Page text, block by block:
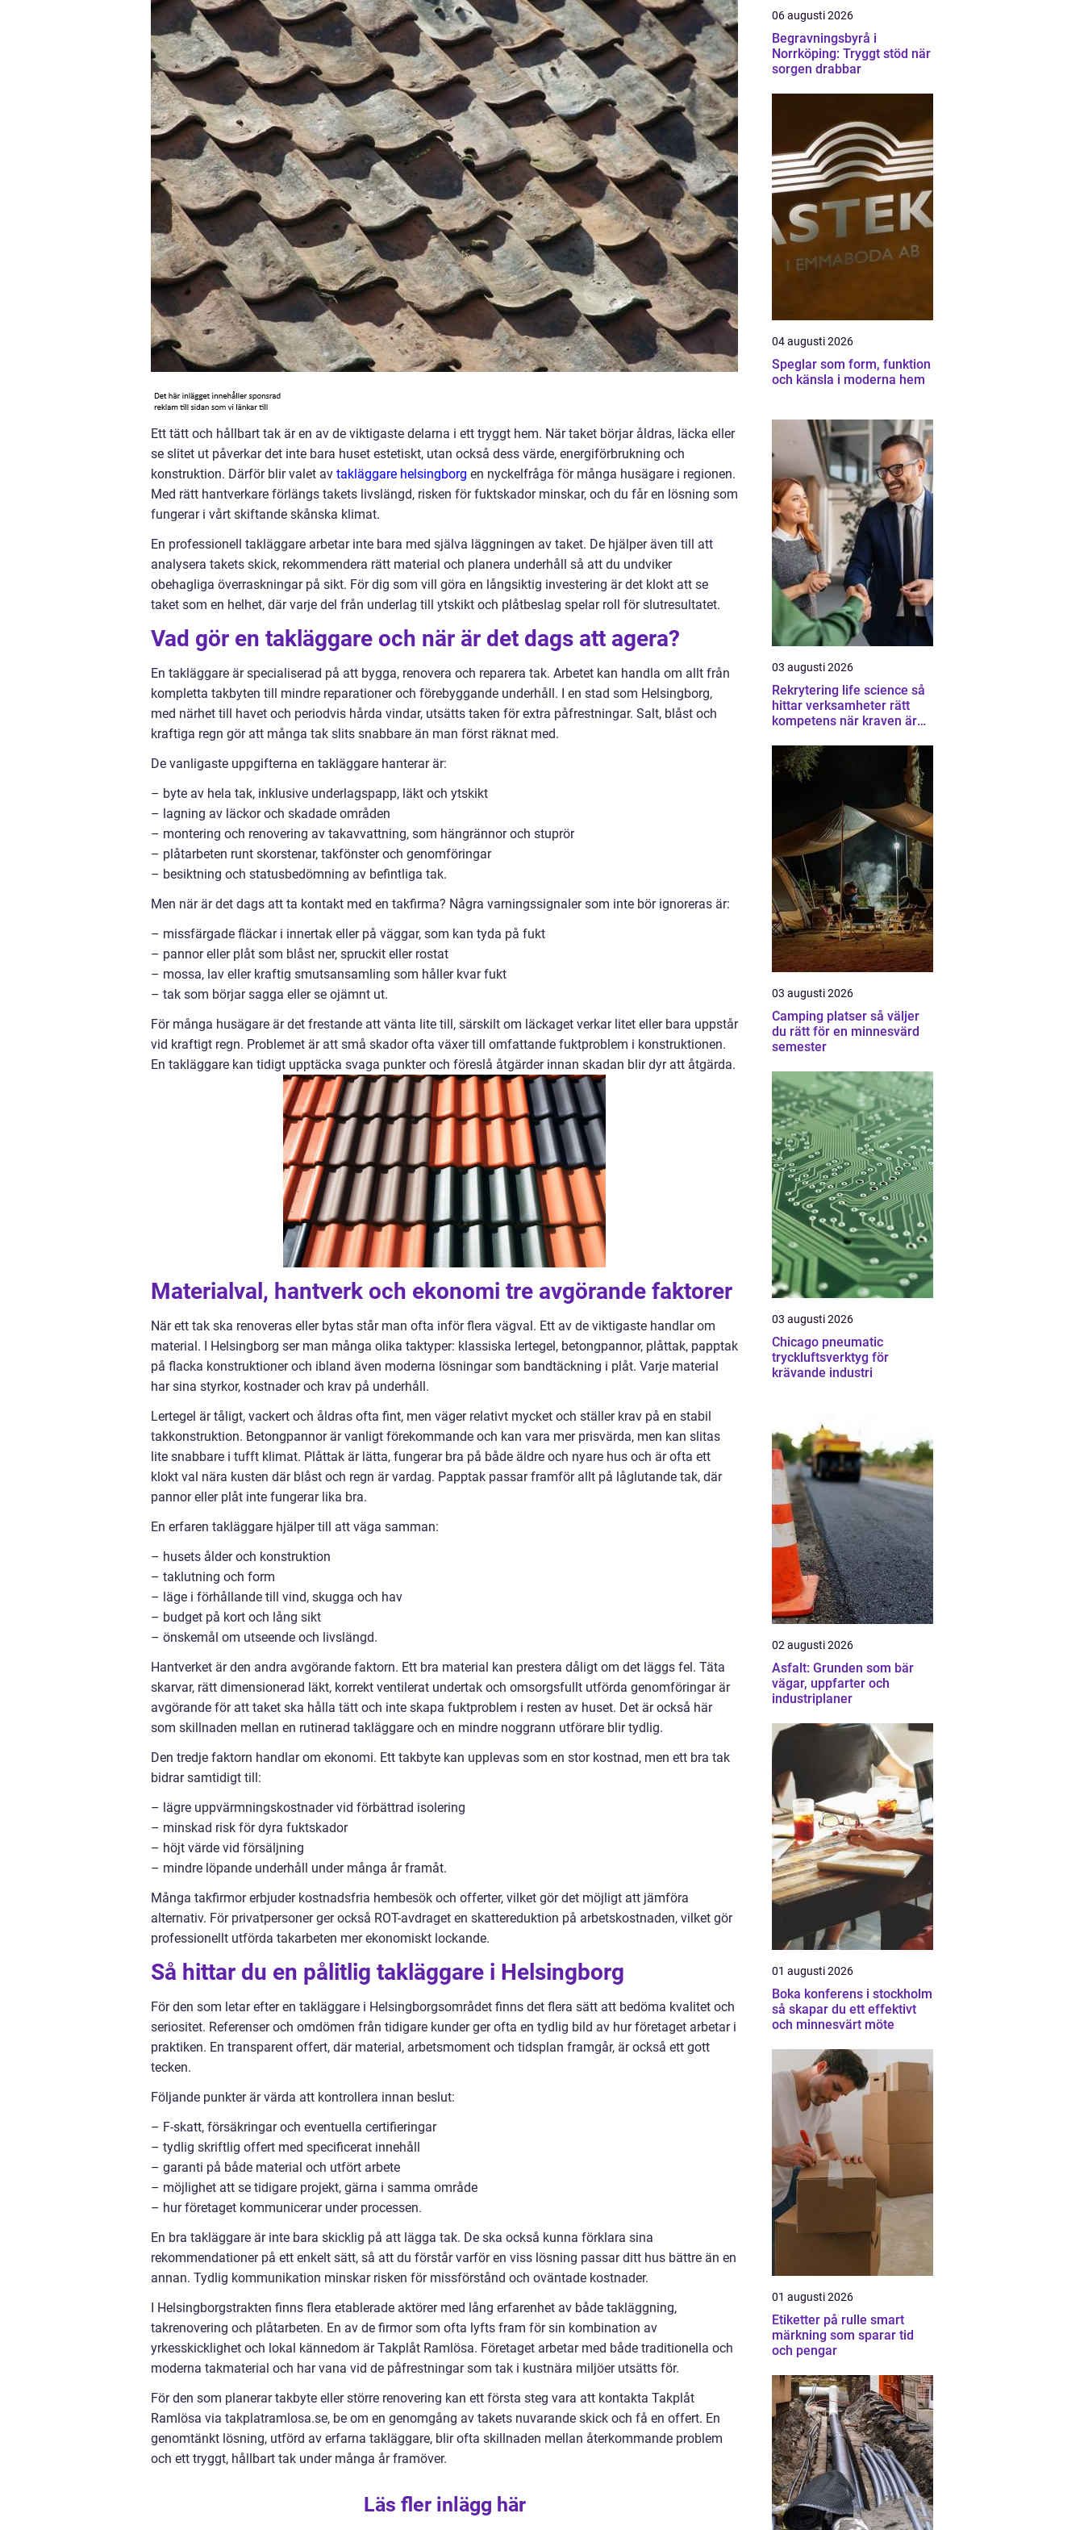
Ett tätt och hållbart tak är en av de viktigaste delarna i ett tryggt hem. När taket börjar åldras, läcka eller
se slitet ut påverkar det inte bara huset estetiskt, utan också dess värde, energiförbrukning och
konstruktion. Därför blir valet av takläggare helsingborg en nyckelfråga för många husägare i regionen.
Med rätt hantverkare förlängs takets livslängd, risken för fuktskador minskar, och du får en lösning som
fungerar i vårt skiftande skånska klimat.
En professionell takläggare arbetar inte bara med själva läggningen av taket. De hjälper även till att
analysera takets skick, rekommendera rätt material och planera underhåll så att du undviker
obehagliga överraskningar på sikt. För dig som vill göra en långsiktig investering är det klokt att se
taket som en helhet, där varje del från underlag till ytskikt och plåtbeslag spelar roll för slutresultatet.
Vad gör en takläggare och när är det dags att agera?
En takläggare är specialiserad på att bygga, renovera och reparera tak. Arbetet kan handla om allt från
kompletta takbyten till mindre reparationer och förebyggande underhåll. I en stad som Helsingborg,
med närhet till havet och periodvis hårda vindar, utsätts taken för extra påfrestningar. Salt, blåst och
kraftiga regn gör att många tak slits snabbare än man först räknat med.
De vanligaste uppgifterna en takläggare hanterar är:
– byte av hela tak, inklusive underlagspapp, läkt och ytskikt
– lagning av läckor och skadade områden
– montering och renovering av takavvattning, som hängrännor och stuprör
– plåtarbeten runt skorstenar, takfönster och genomföringar
– besiktning och statusbedömning av befintliga tak.
Men när är det dags att ta kontakt med en takfirma? Några varningssignaler som inte bör ignoreras är:
– missfärgade fläckar i innertak eller på väggar, som kan tyda på fukt
– pannor eller plåt som blåst ner, spruckit eller rostat
– mossa, lav eller kraftig smutsansamling som håller kvar fukt
– tak som börjar sagga eller se ojämnt ut.
För många husägare är det frestande att vänta lite till, särskilt om läckaget verkar litet eller bara uppstår
vid kraftigt regn. Problemet är att små skador ofta växer till omfattande fuktproblem i konstruktionen.
En takläggare kan tidigt upptäcka svaga punkter och föreslå åtgärder innan skadan blir dyr att åtgärda.
Materialval, hantverk och ekonomi tre avgörande faktorer
När ett tak ska renoveras eller bytas står man ofta inför flera vägval. Ett av de viktigaste handlar om
material. I Helsingborg ser man många olika taktyper: klassiska lertegel, betongpannor, plåttak, papptak
på flacka konstruktioner och ibland även moderna lösningar som bandtäckning i plåt. Varje material
har sina styrkor, kostnader och krav på underhåll.
Lertegel är tåligt, vackert och åldras ofta fint, men väger relativt mycket och ställer krav på en stabil
takkonstruktion. Betongpannor är vanligt förekommande och kan vara mer prisvärda, men kan slitas
lite snabbare i tufft klimat. Plåttak är lätta, fungerar bra på både äldre och nyare hus och är ofta ett
klokt val nära kusten där blåst och regn är vardag. Papptak passar framför allt på låglutande tak, där
pannor eller plåt inte fungerar lika bra.
En erfaren takläggare hjälper till att väga samman:
– husets ålder och konstruktion
– taklutning och form
– läge i förhållande till vind, skugga och hav
– budget på kort och lång sikt
– önskemål om utseende och livslängd.
Hantverket är den andra avgörande faktorn. Ett bra material kan prestera dåligt om det läggs fel. Täta
skarvar, rätt dimensionerad läkt, korrekt ventilerat undertak och omsorgsfullt utförda genomföringar är
avgörande för att taket ska hålla tätt och inte skapa fuktproblem i resten av huset. Det är också här
som skillnaden mellan en rutinerad takläggare och en mindre noggrann utförare blir tydlig.
Den tredje faktorn handlar om ekonomi. Ett takbyte kan upplevas som en stor kostnad, men ett bra tak
bidrar samtidigt till:
– lägre uppvärmningskostnader vid förbättrad isolering
– minskad risk för dyra fuktskador
– höjt värde vid försäljning
– mindre löpande underhåll under många år framåt.
Många takfirmor erbjuder kostnadsfria hembesök och offerter, vilket gör det möjligt att jämföra
alternativ. För privatpersoner ger också ROT-avdraget en skattereduktion på arbetskostnaden, vilket gör
professionellt utförda takarbeten mer ekonomiskt lockande.
Så hittar du en pålitlig takläggare i Helsingborg
För den som letar efter en takläggare i Helsingborgsområdet finns det flera sätt att bedöma kvalitet och
seriositet. Referenser och omdömen från tidigare kunder ger ofta en tydlig bild av hur företaget arbetar i
praktiken. En transparent offert, där material, arbetsmoment och tidsplan framgår, är också ett gott
tecken.
Följande punkter är värda att kontrollera innan beslut:
– F-skatt, försäkringar och eventuella certifieringar
– tydlig skriftlig offert med specificerat innehåll
– garanti på både material och utfört arbete
– möjlighet att se tidigare projekt, gärna i samma område
– hur företaget kommunicerar under processen.
En bra takläggare är inte bara skicklig på att lägga tak. De ska också kunna förklara sina
rekommendationer på ett enkelt sätt, så att du förstår varför en viss lösning passar ditt hus bättre än en
annan. Tydlig kommunikation minskar risken för missförstånd och oväntade kostnader.
I Helsingborgstrakten finns flera etablerade aktörer med lång erfarenhet av både takläggning,
takrenovering och plåtarbeten. En av de firmor som ofta lyfts fram för sin kombination av
yrkesskicklighet och lokal kännedom är Takplåt Ramlösa. Företaget arbetar med både traditionella och
moderna takmaterial och har vana vid de påfrestningar som tak i kustnära miljöer utsätts för.
För den som planerar takbyte eller större renovering kan ett första steg vara att kontakta Takplåt
Ramlösa via takplatramlosa.se, be om en genomgång av takets nuvarande skick och få en offert. En
genomtänkt lösning, utförd av erfarna takläggare, blir ofta skillnaden mellan återkommande problem
och ett tryggt, hållbart tak under många år framöver.
Läs fler inlägg här
06 augusti 2026
Begravningsbyrå i
Norrköping: Tryggt stöd när
sorgen drabbar
04 augusti 2026
Speglar som form, funktion
och känsla i moderna hem
03 augusti 2026
Rekrytering life science så
hittar verksamheter rätt
kompetens när kraven är
03 augusti 2026
Camping platser så väljer
du rätt för en minnesvärd
semester
03 augusti 2026
Chicago pneumatic
tryckluftsverktyg för
krävande industri
02 augusti 2026
Asfalt: Grunden som bär
vägar, uppfarter och
industriplaner
01 augusti 2026
Boka konferens i stockholm
så skapar du ett effektivt
och minnesvärt möte
01 augusti 2026
Etiketter på rulle smart
märkning som sparar tid
och pengar